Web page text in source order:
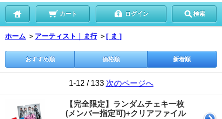
カート ログイン 検索
ホーム ＞ アーティスト｜ま行 ＞[ ま ]
おすすめ順 価格順 新着順
1-12 / 133 次のページへ
【完全限定】ランダムチェキ一枚
(メンバー指定可)+クリアファイル